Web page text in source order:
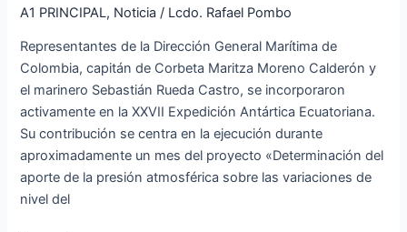
A1 PRINCIPAL, Noticia / Lcdo. Rafael Pombo
Representantes de la Dirección General Marítima de
Colombia, capitán de Corbeta Maritza Moreno Calderón y
el marinero Sebastián Rueda Castro, se incorporaron
activamente en la XXVII Expedición Antártica Ecuatoriana.
Su contribución se centra en la ejecución durante
aproximadamente un mes del proyecto «Determinación del
aporte de la presión atmosférica sobre las variaciones de
nivel del
se
a
la
Expedición
Antártica
Ecuatoriana